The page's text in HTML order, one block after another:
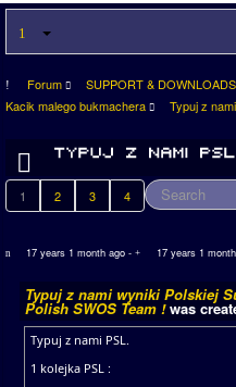
Forum SUPPORT & DOWNLOADS
Kacik malego bukmachera
Typuj z
1 2 3 4
17 years 1 month ago - 17 years 1
Typuj z nami wyniki Polskiej
Polish SWOS Team !was
Typuj z nami PSL.
1 kolejka PSL :